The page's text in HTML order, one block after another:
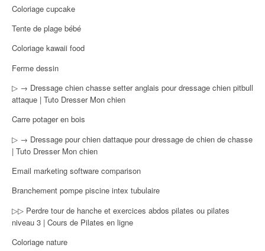
Coloriage cupcake
Tente de plage bébé
Coloriage kawaii food
Ferme dessin
▷ → Dressage chien chasse setter anglais pour dressage chien pitbull
attaque | Tuto Dresser Mon chien
Carre potager en bois
▷ → Dressage pour chien dattaque pour dressage de chien de chasse
| Tuto Dresser Mon chien
Email marketing software comparison
Branchement pompe piscine intex tubulaire
▷▷ Perdre tour de hanche et exercices abdos pilates ou pilates
niveau 3 | Cours de Pilates en ligne
Coloriage nature